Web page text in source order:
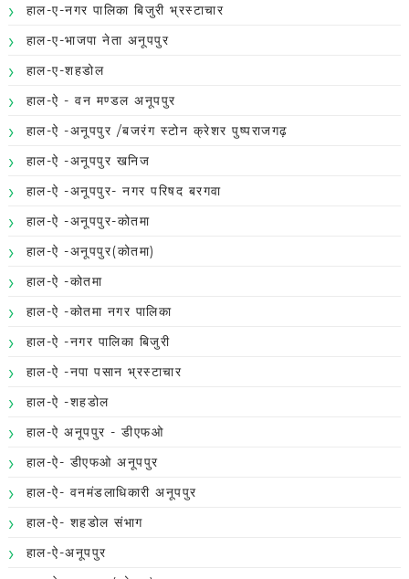
हाल-ए-नगर पालिका बिजुरी भ्रस्टाचार
हाल-ए-भाजपा नेता अनूपपुर
हाल-ए-शहडोल
हाल-ऐ - वन मण्डल अनूपपुर
हाल-ऐ -अनूपपुर /बजरंग स्टोन क्रेशर पुष्पराजगढ़
हाल-ऐ -अनूपपुर खनिज
हाल-ऐ -अनूपपुर- नगर परिषद बरगवा
हाल-ऐ -अनूपपुर-कोतमा
हाल-ऐ -अनूपपुर(कोतमा)
हाल-ऐ -कोतमा
हाल-ऐ -कोतमा नगर पालिका
हाल-ऐ -नगर पालिका बिजुरी
हाल-ऐ -नपा पसान भ्रस्टाचार
हाल-ऐ -शहडोल
हाल-ऐ अनूपपुर - डीएफओ
हाल-ऐ- डीएफओ अनूपपुर
हाल-ऐ- वनमंडलाधिकारी अनूपपुर
हाल-ऐ- शहडोल संभाग
हाल-ऐ-अनूपपुर